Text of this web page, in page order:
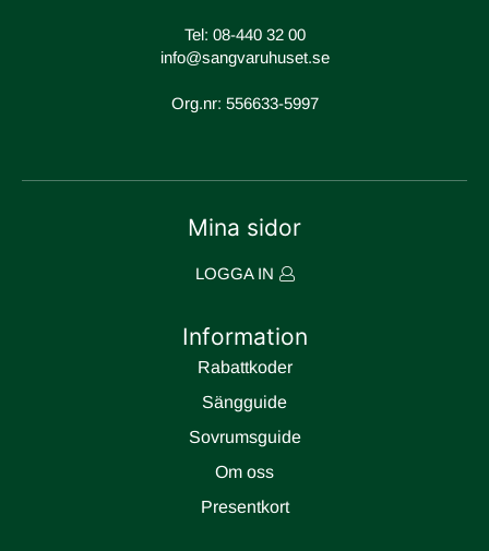
Tel: 08-440 32 00
info@sangvaruhuset.se
Org.nr: 556633-5997
Mina sidor
LOGGA IN
Information
Rabattkoder
Sängguide
Sovrumsguide
Om oss
Presentkort